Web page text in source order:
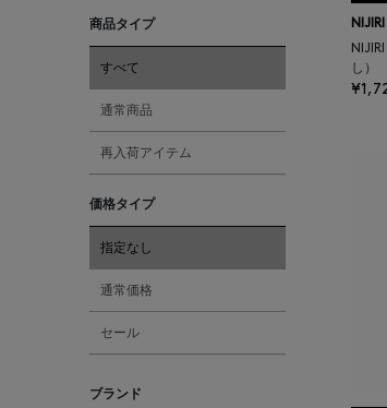
商品タイプ
すべて
通常商品
再入荷アイテム
価格タイプ
指定なし
通常価格
セール
ブランド
NIJIRI
し）